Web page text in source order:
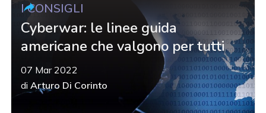
I CONSIGLI
Cyberwar: le linee guida
americane che valgono per tutti
07 Mar 2022
diArturo Di Corinto